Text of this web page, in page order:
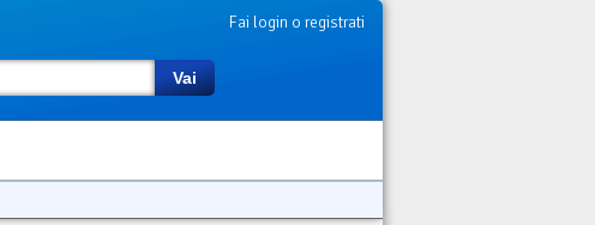
Fai login o registrati
Vai